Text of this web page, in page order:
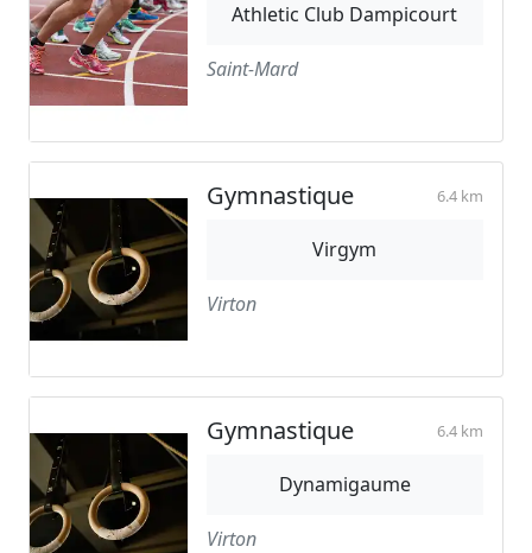
Athletic Club Dampicourt
Saint-Mard
Gymnastique 6.4 km
Virgym
Virton
Gymnastique 6.4 km
Dynamigaume
Virton